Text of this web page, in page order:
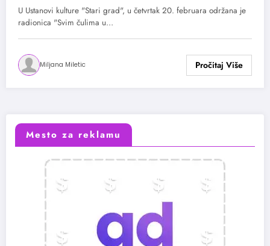
U Ustanovi kulture "Stari grad", u četvrtak 20. februara održana je
radionica "Svim čulima u…
Miljana Miletic
Mesto za reklamu